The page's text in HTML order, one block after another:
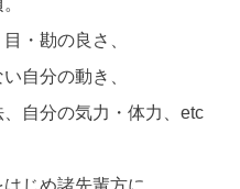
・勘の良さ、
自分の動き、
自分の気力・体力、etc